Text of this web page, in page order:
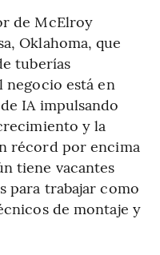
de McElroy
Oklahoma, que
tuberías
negocio está en
IA impulsando
y la
récord por encima
tiene vacantes
para trabajar como
de montaje y